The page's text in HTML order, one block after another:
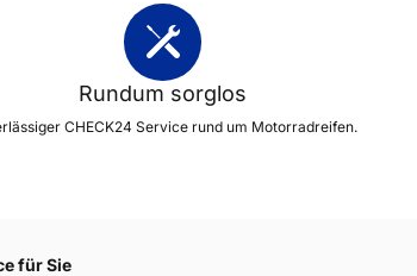
Rundum sorglos
CHECK24 Service rund um Motorradreifen.
für Sie